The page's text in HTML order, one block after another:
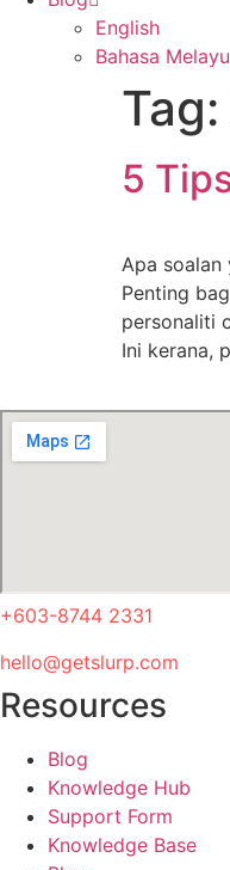
English
Bahasa Melayu
Tag:
5
Apa soalan
Penting
personaliti
Ini kerana,
+603-8744 2331
hello@getslurp.com
Resources
Blog
Knowledge Hub
Support Form
Knowledge Base